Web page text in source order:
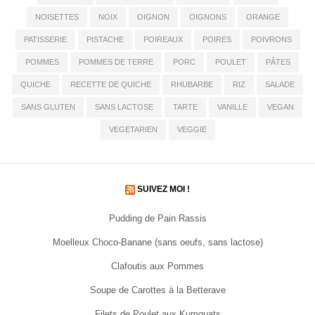
NOISETTES NOIX OIGNON OIGNONS ORANGE
PATISSERIE PISTACHE POIREAUX POIRES POIVRONS
POMMES POMMES DE TERRE PORC POULET PÂTES
QUICHE RECETTE DE QUICHE RHUBARBE RIZ SALADE
SANS GLUTEN SANS LACTOSE TARTE VANILLE VEGAN
VEGETARIEN VEGGIE
SUIVEZ MOI !
Pudding de Pain Rassis
Moelleux Choco-Banane (sans oeufs, sans lactose)
Clafoutis aux Pommes
Soupe de Carottes à la Betterave